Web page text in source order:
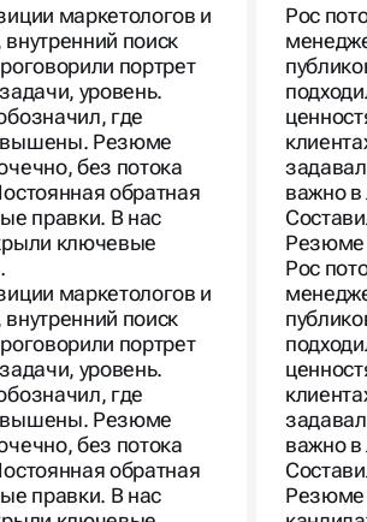
маркетологов и
поиск
портрет
уровень.
где
Резюме
без потока
обратная
правки. В нас
ключевые
маркетологов и
поиск
портрет
уровень.
где
Резюме
без потока
обратная
правки. В нас
Рос
важно в
Резюме
Рос
важно в
Резюме